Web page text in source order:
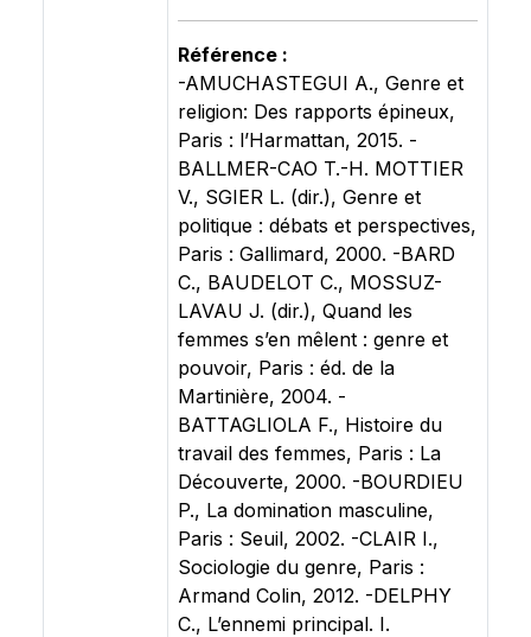
Référence :
-AMUCHASTEGUI A., Genre et
religion: Des rapports épineux,
Paris : l’Harmattan, 2015. -
BALLMER-CAO T.-H. MOTTIER
V., SGIER L. (dir.), Genre et
politique : débats et perspectives,
Paris : Gallimard, 2000. -BARD
C., BAUDELOT C., MOSSUZ-
LAVAU J. (dir.), Quand les
femmes s’en mêlent : genre et
pouvoir, Paris : éd. de la
Martinière, 2004. -
BATTAGLIOLA F., Histoire du
travail des femmes, Paris : La
Découverte, 2000. -BOURDIEU
P., La domination masculine,
Paris : Seuil, 2002. -CLAIR I.,
Sociologie du genre, Paris :
Armand Colin, 2012. -DELPHY
C., L’ennemi principal. I.